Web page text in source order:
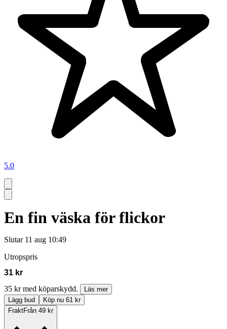
5.0
En fin väska för flickor
Slutar 11 aug 10:49
Utropspris
31 kr
35 kr med köparskydd.
Läs mer
Lägg bud
Köp nu 61 kr
FraktFrån 49 kr